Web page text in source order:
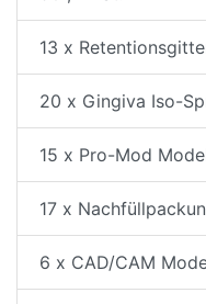
13 x
20 x Gingiva Iso-
15 x Pro-Mod
17 x
6 x CAD/CAM